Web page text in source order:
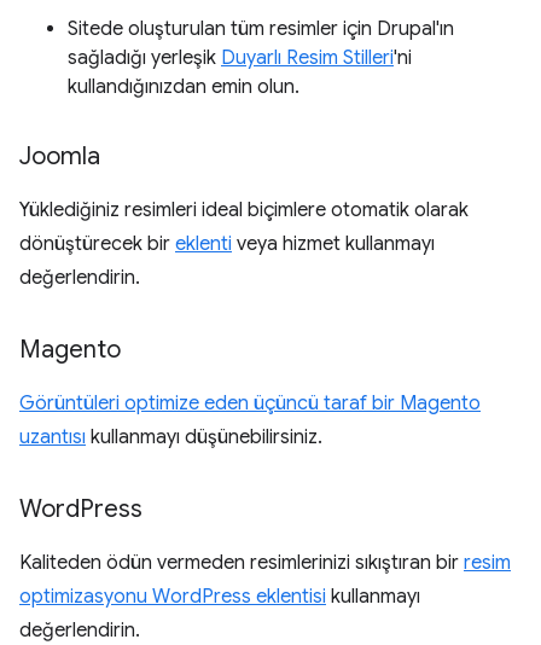
Sitede oluşturulan tüm resimler için Drupal'ın
sağladığı yerleşik Duyarlı Resim Stilleri'ni
kullandığınızdan emin olun.
Joomla
Yüklediğiniz resimleri ideal biçimlere otomatik olarak
dönüştürecek bir eklenti veya hizmet kullanmayı
değerlendirin.
Magento
Görüntüleri optimize eden üçüncü taraf bir Magento
uzantısı kullanmayı düşünebilirsiniz.
WordPress
Kaliteden ödün vermeden resimlerinizi sıkıştıran bir resim
optimizasyonu WordPress eklentisi kullanmayı
değerlendirin.